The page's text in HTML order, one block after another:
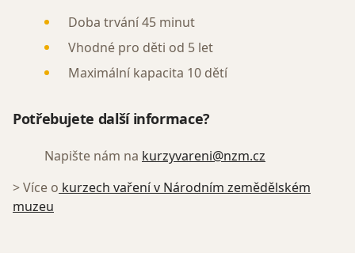
Doba trvání 45 minut
Vhodné pro děti od 5 let
Maximální kapacita 10 dětí
Potřebujete další informace?
Napište nám na kurzyvareni@nzm.cz
> Více o kurzech vaření v Národním zemědělském
muzeu